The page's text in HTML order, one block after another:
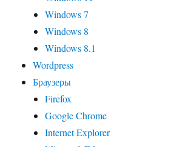
Windows 7
Windows 8
Windows 8.1
Wordpress
Браузеры
Firefox
Google Chrome
Internet Explorer